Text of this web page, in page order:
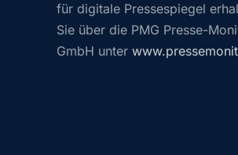
für digitale Pressespiegel
Sie über die PMG Presse-
GmbH unter